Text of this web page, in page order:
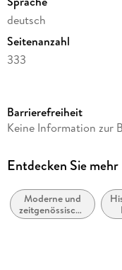
deutsch
Seitenanzahl
333
Autor/Autorin
Übersetzung
Verlag/Hersteller
Penguin Verlag
Barrierefreiheit
Keine Information zur
Entdecken Sie mehr
Moderne und
zeitgenössische
Belletristik: